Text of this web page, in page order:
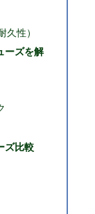
性）
ーズを解
ズ比較